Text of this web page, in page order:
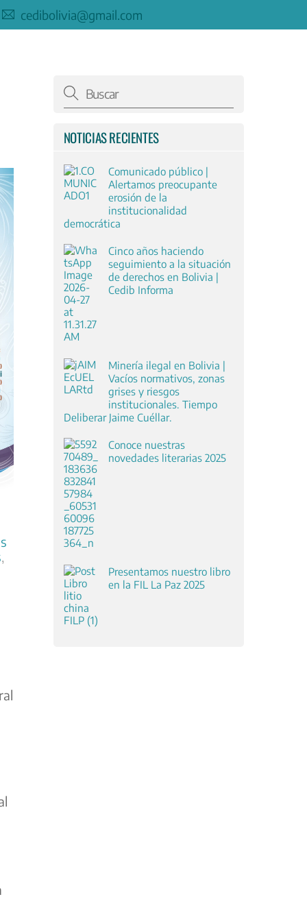
cedibolivia@gmail.com
,
NOTICIAS RECIENTES
Comunicado público |
Alertamos preocupante
erosión de la
institucionalidad
democrática
Cinco años haciendo
seguimiento a la situación
de derechos en Bolivia |
Cedib Informa
Minería ilegal en Bolivia |
Vacíos normativos, zonas
grises y riesgos
institucionales. Tiempo
Deliberar Jaime Cuéllar.
Conoce nuestras
novedades literarias 2025
Presentamos nuestro libro
en la FIL La Paz 2025